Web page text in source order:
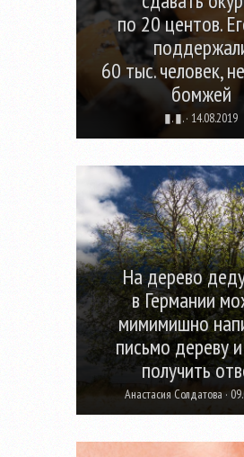
по 20 центов.
60 тыс. человек,
бомжей
▮. ▮. · 14.08.2019
На дерево
в Германии
мимимишно
письмо дереву
получить
Анастасия Солдатова ·